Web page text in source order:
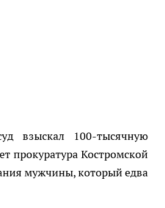
взыскал 100-тысячную
прокуратура Костромской
мужчины, который едва